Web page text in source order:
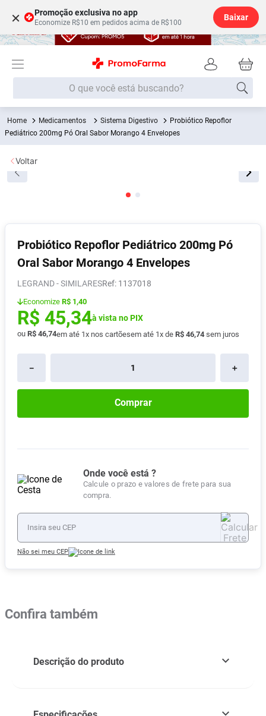
× Promoção exclusiva no app
Economize R$10 em pedidos acima de R$100
Baixar
O que você está buscando?
Medicamentos Sistema Digestivo
Probiótico Repoflor
Pediátrico 200mg Pó Oral Sabor Morango 4 Envelopes
Probiótico Repoflor Pediátrico 200mg Pó
Oral Sabor Morango 4 Envelopes
LEGRAND - SIMILARES : 1137018
Economize R$ 1,40
R$ 45,34à vista no PIX
ou R$ 46,74em até 1x nos cartõesem até 1x de R$ 46,74 sem juros
＋
－
Comprar
Onde você está ?
Calcule o prazo e valores de frete para sua
compra.
Não sei meu CEP
Voltar
Confira também
Descrição do produto
Termos mais buscados
1º Fralda
2
5º Fralda G
6º Desodorante
º Shampoo
8º Absorvente
9º Pampers Confort Sec
10 º Lavitan